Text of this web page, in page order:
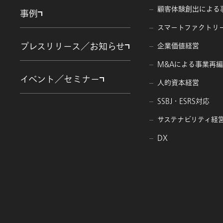
事例
プレスリリース／お知らせ
イベント／セミナー
顧客体験創出による
スマートファクトリ
企業価値経営
M&Aによる事業再
人的資本経営
SSBJ・ESRS対応
サステナビリティ経
DX